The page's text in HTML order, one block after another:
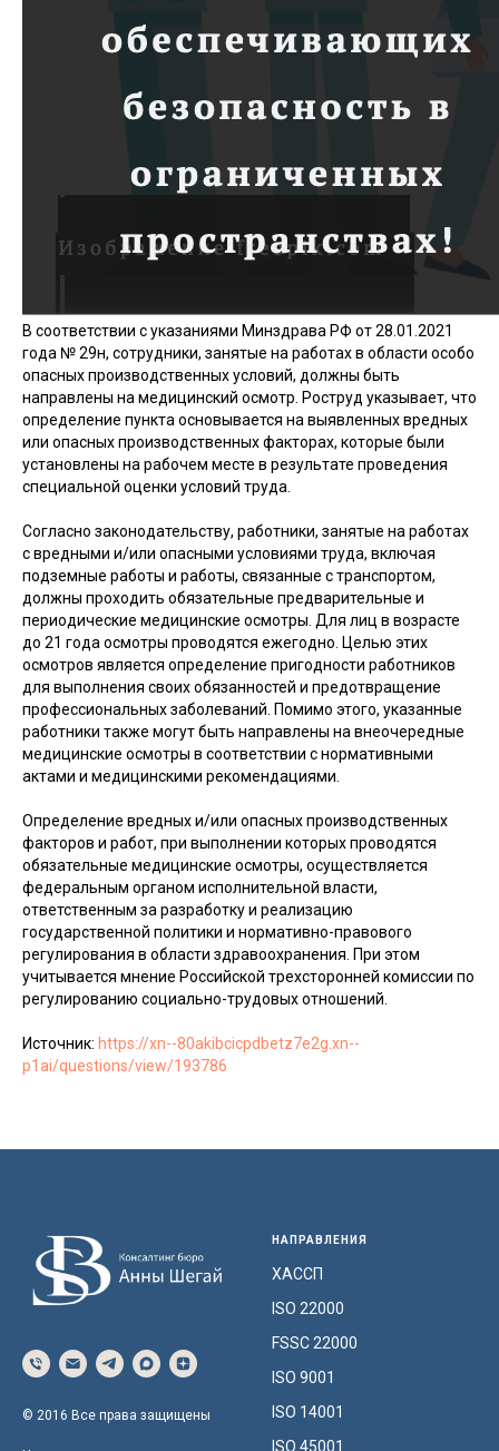
В соответствии с указаниями Минздрава РФ от 28.01.2021
года № 29н, сотрудники, занятые на работах в области особо
опасных производственных условий, должны быть
направлены на медицинский осмотр. Роструд указывает, что
определение пункта основывается на выявленных вредных
или опасных производственных факторах, которые были
установлены на рабочем месте в результате проведения
специальной оценки условий труда.
Согласно законодательству, работники, занятые на работах
с вредными и/или опасными условиями труда, включая
подземные работы и работы, связанные с транспортом,
должны проходить обязательные предварительные и
периодические медицинские осмотры. Для лиц в возрасте
до 21 года осмотры проводятся ежегодно. Целью этих
осмотров является определение пригодности работников
для выполнения своих обязанностей и предотвращение
профессиональных заболеваний. Помимо этого, указанные
работники также могут быть направлены на внеочередные
медицинские осмотры в соответствии с нормативными
актами и медицинскими рекомендациями.
Определение вредных и/или опасных производственных
факторов и работ, при выполнении которых проводятся
обязательные медицинские осмотры, осуществляется
федеральным органом исполнительной власти,
ответственным за разработку и реализацию
государственной политики и нормативно-правового
регулирования в области здравоохранения. При этом
учитывается мнение Российской трехсторонней комиссии по
регулированию социально-трудовых отношений.
Источник: https://xn--80akibcicpdbetz7e2g.xn--
p1ai/questions/view/193786
© 2016 Все права защищены
НАПРАВЛЕНИЯ
ХАССП
ISO 22000
FSSC 22000
ISO 9001
ISO 14001
ISO 45001